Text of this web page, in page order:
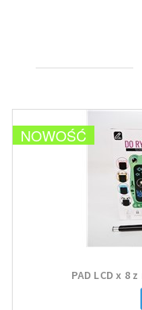
NOWOŚĆ